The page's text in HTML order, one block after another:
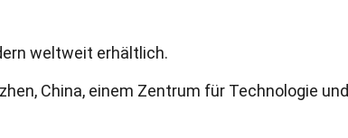
weltweit erhältlich.
China, einem Zentrum für Technologie und